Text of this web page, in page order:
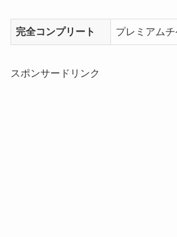
完全コンプリート プレミアム
スポンサードリンク